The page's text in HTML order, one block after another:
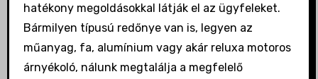
hatékony megoldásokkal látják el az ügyfeleket.
Bármilyen típusú redőnye van is, legyen az
műanyag, fa, alumínium vagy akár reluxa motoros
árnyékoló, nálunk megtalálja a megfelelő